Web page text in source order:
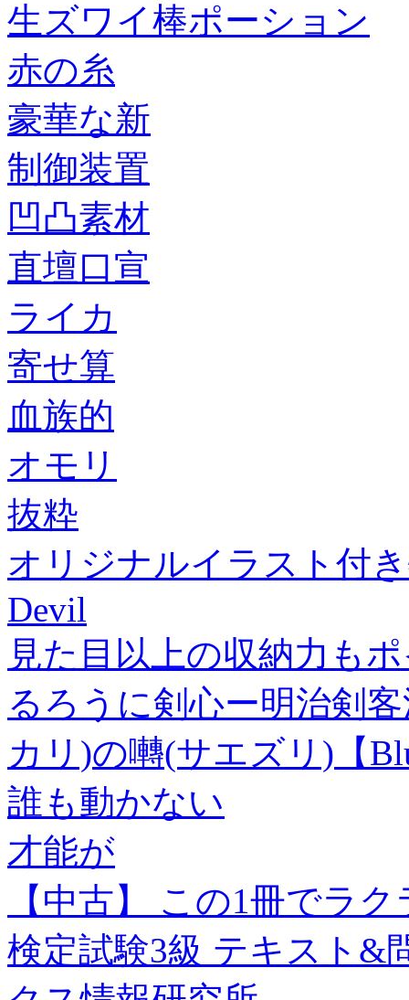
生ズワイ棒ポーション
赤の糸
豪華な新
制御装置
凹凸素材
直壇口宣
ライカ
寄せ算
血族的
オモリ
抜粋
オリジナルイラスト付
Devil
見た目以上の収納力も
るろうに剣心ー明治剣
カリ)の囀(サエズリ)【
誰も動かない
才能が
【中古】 この1冊でラ
検定試験3級 テキスト&